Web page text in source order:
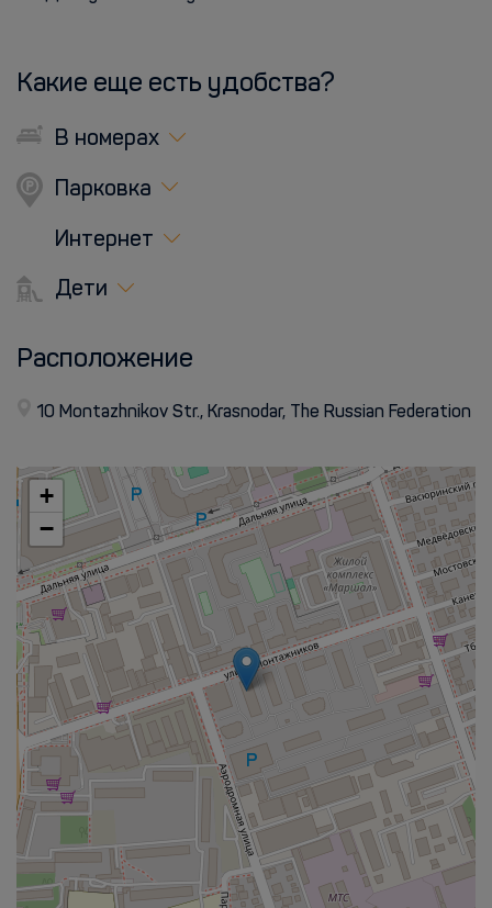
Какие еще есть удобства?
В номерах
Парковка
Интернет
Дети
Расположение
10 Montazhnikov Str., Krasnodar, The Russian Federation
+
−